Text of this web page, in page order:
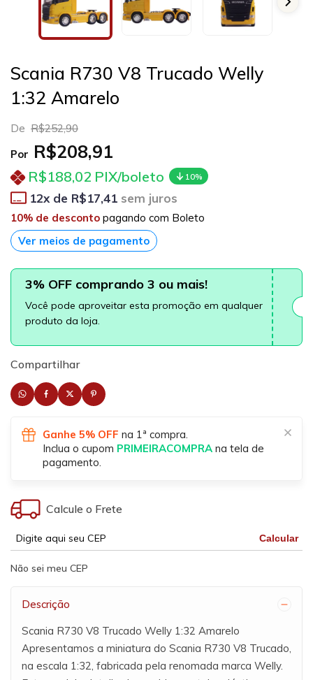
Scania R730 V8 Trucado Welly
1:32 Amarelo
De R$252,90
Por R$208,91
R$188,02 PIX/boleto 10%
12x de R$17,41 sem juros
10% de desconto pagando com Boleto
Ver meios de pagamento
3% OFF comprando 3 ou mais!
Você pode aproveitar esta promoção em qualquer
produto da loja.
Compartilhar
Ganhe 5% OFF na 1ª compra.
Inclua o cupom PRIMEIRACOMPRA na tela de
pagamento.
Calcule o Frete
Calcular
Não sei meu CEP
Descrição
Scania R730 V8 Trucado Welly 1:32 Amarelo
Apresentamos a miniatura do Scania R730 V8 Trucado,
na escala 1:32, fabricada pela renomada marca Welly.